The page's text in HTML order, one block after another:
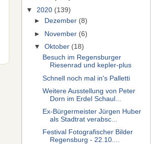
▼ 2020 (139)
►
Dezember (8)
► November (6)
▼Oktober (18)
Besuch im Regensburger
Riesenrad und kepler-plus
Schnell noch mal in's Palletti
Weitere Ausstellung von Peter
Dorn im Erdel Schaul...
Ex-Bürgermeister Jürgen Huber
als Stadtrat verabsc...
Festival Fotografischer Bilder
Regensburg - 22.10....